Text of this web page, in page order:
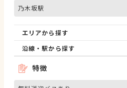
乃木坂駅
エリアから探す
沿線・駅から探す
特徴